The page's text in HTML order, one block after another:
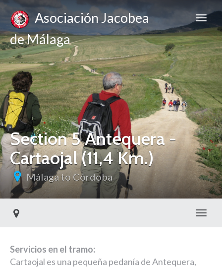
Asociación Jacobea
de Málaga
Section 5 Antequera -
Cartaojal (11,4 Km.)
Málaga to Córdoba
Servicios en el tramo:
Cartaojal es una pequeña pedanía de Antequera,